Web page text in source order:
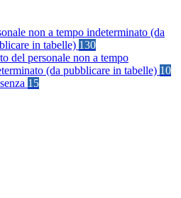
non a tempo indeterminato (da
in tabelle) 130
del personale non a tempo
(da pubblicare in tabelle) 10
15